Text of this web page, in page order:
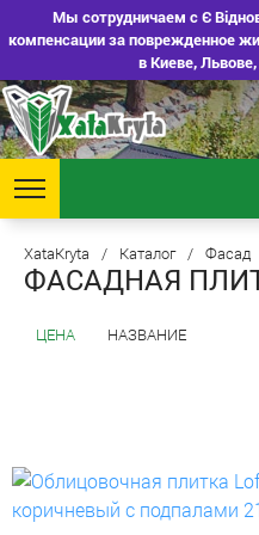
Мы сотрудничаем с Є
компенсации за поврежденное
в Киеве,
XataKryta / Каталог / Фасад
ФАСАДНАЯ
ЦЕНА НАЗВАНИЕ